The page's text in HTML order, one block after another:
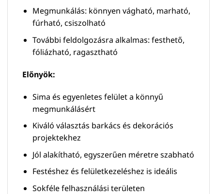
Megmunkálás: könnyen vágható, marható,
fúrható, csiszolható
További feldolgozásra alkalmas: festhető,
fóliázható, ragasztható
Előnyök:
Sima és egyenletes felület a könnyű
megmunkálásért
Kiváló választás barkács és dekorációs
projektekhez
Jól alakítható, egyszerűen méretre szabható
Festéshez és felületkezeléshez is ideális
Sokféle felhasználási területen